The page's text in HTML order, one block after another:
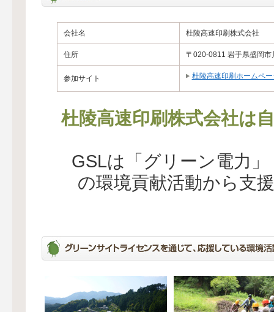
会社名 杜陵高速印刷株式会社
住所 〒020-0811 岩手県盛岡市
参加サイト 杜陵高速印刷ホームペー
杜陵高速印刷株式会社は
GSLは「グリーン電力
の環境貢献活動から支